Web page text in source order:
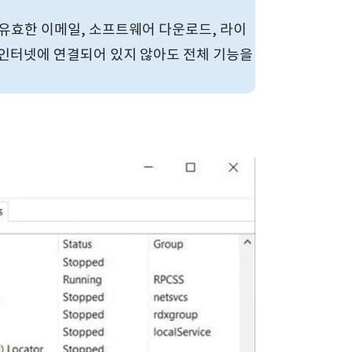
효한 이메일, 소프트웨어 다운로드, 라이
터넷에 연결되어 있지 않아도 전체 기능을